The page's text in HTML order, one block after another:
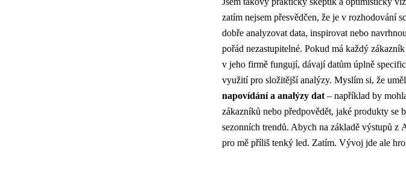
zatím nejsem přesvědčen, že je v rozhodování
dobře analyzovat data, inspirovat nebo
pořád nezastupitelné. Pokud má každý
v jeho firmě fungují, dávají datům úplně
využití pro složitější analýzy. Myslím si, že
napovídání a analýzy dat – například by
zákazníků nebo předpovědět, jaké produkty se
sezonních trendů. Abych na základě výstupů
pro mě příliš tenký led. Zatím. Vývoj jde ale